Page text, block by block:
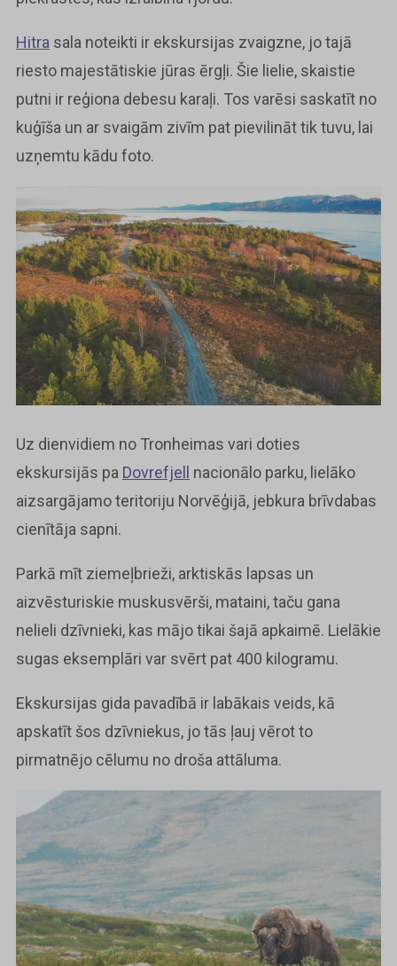
Hitra sala noteikti ir ekskursijas zvaigzne, jo tajā
riesto majestātiskie jūras ērgļi. Šie lielie, skaistie
putni ir reģiona debesu karaļi. Tos varēsi saskatīt no
kuģīša un ar svaigām zivīm pat pievilināt tik tuvu, lai
uzņemtu kādu foto.
Uz dienvidiem no Tronheimas vari doties
ekskursijās pa Dovrefjell
nacionālo parku, lielāko
aizsargājamo teritoriju Norvēģijā, jebkura brīvdabas
cienītāja sapni.
Parkā mīt ziemeļbrieži, arktiskās lapsas un
aizvēsturiskie muskusvērši, mataini, taču gana
nelieli dzīvnieki, kas mājo tikai šajā apkaimē. Lielākie
sugas eksemplāri var svērt pat 400 kilogramu.
Ekskursijas gida pavadībā ir labākais veids, kā
apskatīt šos dzīvniekus, jo tās ļauj vērot to
pirmatnējo cēlumu no droša attāluma.